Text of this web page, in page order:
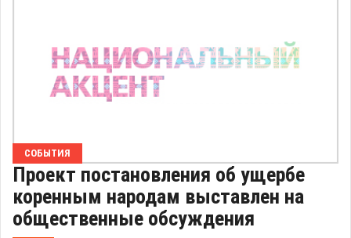
СОБЫТИЯ
Проект постановления об ущербе
коренным народам выставлен на
общественные обсуждения